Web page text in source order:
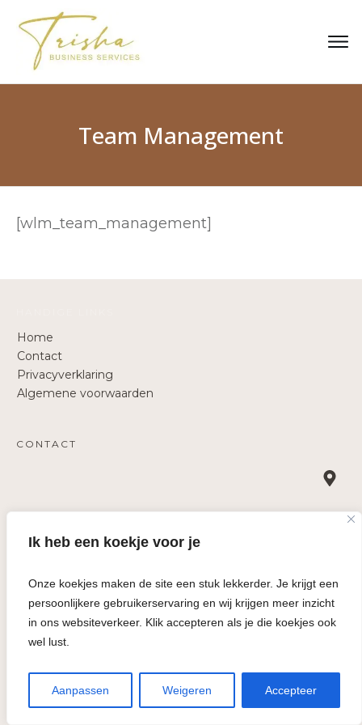
Ik heb een koekje voor je
Onze koekjes maken de site een stuk lekkerder. Je krijgt een
persoonlijkere gebruikerservaring en wij krijgen meer inzicht
in ons websiteverkeer. Klik accepteren als je die koekjes ook
wel lust.
Aanpassen Weigeren Accepteer
Team Management
[wlm_team_management]
Home
Contact
Privacyverklaring
Algemene voorwaarden
CONTACT
Oost Voorstraat 84, 3262 JH Oud-Beijerland
info@trisha.nl
KVK 24437518
BTW NL 001 848 130 B75